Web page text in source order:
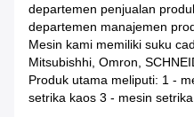
departemen penjualan
departemen manajemen
Mesin kami memiliki suku
Mitsubishhi, Omron,
Produk utama meliputi: 1 -
setrika kaos 3 - mesin